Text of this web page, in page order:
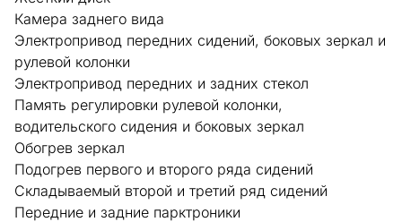
Камера заднего вида
Электропривод передних сидений, боковых зеркал и
рулевой колонки
Электропривод передних и задних стекол
Память регулировки рулевой колонки,
водительского сидения и боковых зеркал
Обогрев зеркал
Подогрев первого и второго ряда сидений
Складываемый второй и третий ряд сидений
Передние и задние парктроники